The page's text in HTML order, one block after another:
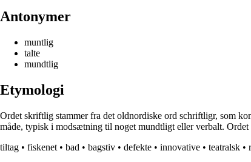
Antonymer
muntlig
talte
mundtlig
Etymologi
Ordet skriftlig stammer fra det oldnordiske ord schriftligr, som
måde, typisk i modsætning til noget mundtligt eller verbalt.
tiltag • fiskenet • bad • bagstiv • defekte • innovative • teatralsk •